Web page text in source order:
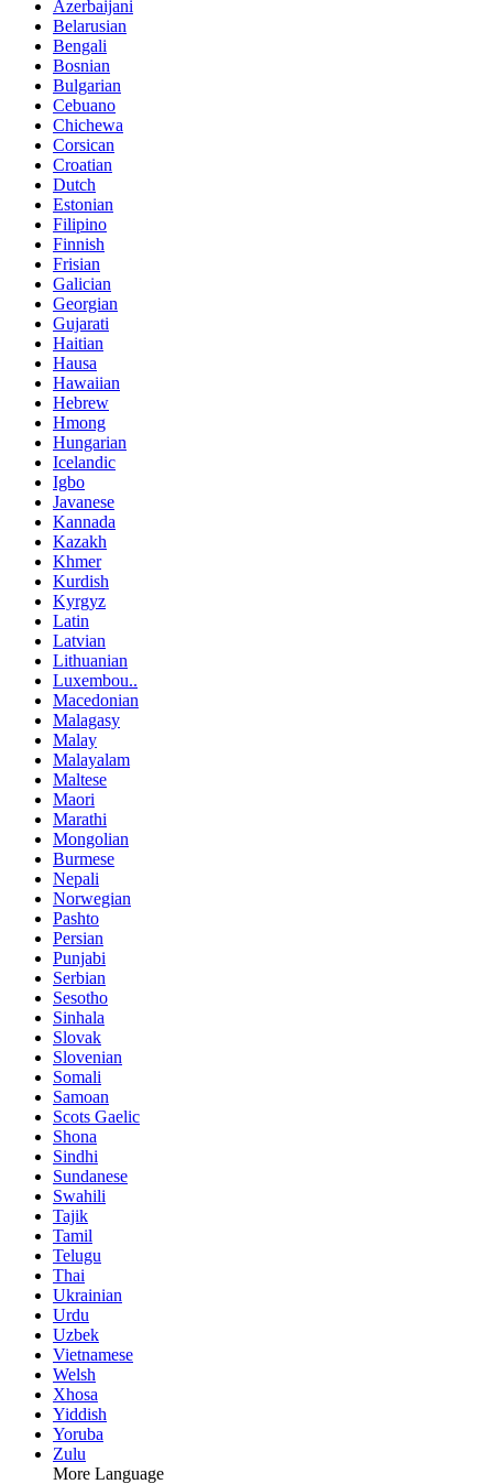
Azerbaijani
Belarusian
Bengali
Bosnian
Bulgarian
Cebuano
Chichewa
Corsican
Croatian
Dutch
Estonian
Filipino
Finnish
Frisian
Galician
Georgian
Gujarati
Haitian
Hausa
Hawaiian
Hebrew
Hmong
Hungarian
Icelandic
Igbo
Javanese
Kannada
Kazakh
Khmer
Kurdish
Kyrgyz
Latin
Latvian
Lithuanian
Luxembou..
Macedonian
Malagasy
Malay
Malayalam
Maltese
Maori
Marathi
Mongolian
Burmese
Nepali
Norwegian
Pashto
Persian
Punjabi
Serbian
Sesotho
Sinhala
Slovak
Slovenian
Somali
Samoan
Scots Gaelic
Shona
Sindhi
Sundanese
Swahili
Tajik
Tamil
Telugu
Thai
Ukrainian
Urdu
Uzbek
Vietnamese
Welsh
Xhosa
Yiddish
Yoruba
Zulu
More Language